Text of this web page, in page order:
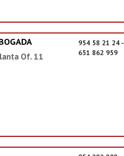
Of. 11
954 58 21 24 -
651 862 959